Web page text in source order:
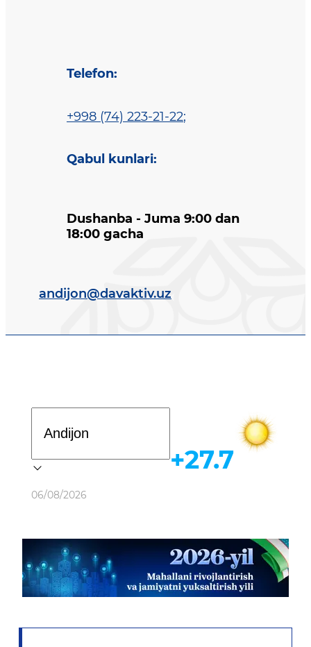
Telefon:
+998 (74) 223-21-22;
Qabul kunlari:
Dushanba - Juma 9:00 dan
18:00 gacha
andijon@davaktiv.uz
Ob-havo
06/08/2026
+27.7